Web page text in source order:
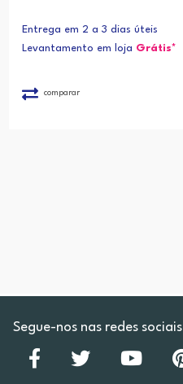
Entrega em 2 a 3 dias úteis
Levantamento em loja Grátis*
comparar
Segue-nos nas redes sociais